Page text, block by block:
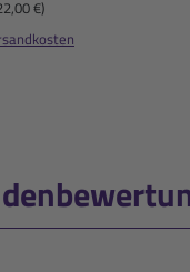
€)